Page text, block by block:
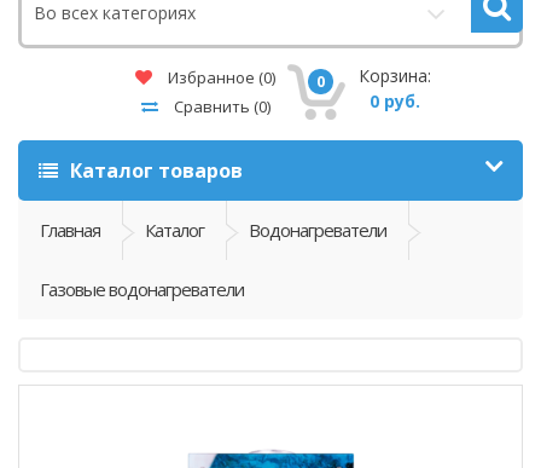
Во всех категориях
Избранное (0)
Сравнить (0)
0
Корзина:
0 руб.
Каталог товаров
Главная Каталог Водонагреватели
Газовые водонагреватели